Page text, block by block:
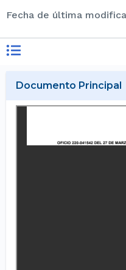
Fecha de última
Documento Principal